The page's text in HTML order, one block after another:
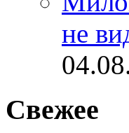
не
Свежее